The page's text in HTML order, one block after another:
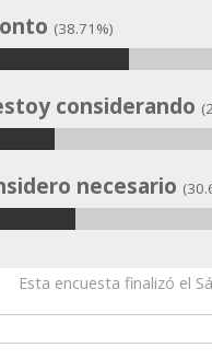
(38.71%)
considerando
necesario
Esta encuesta finalizó el